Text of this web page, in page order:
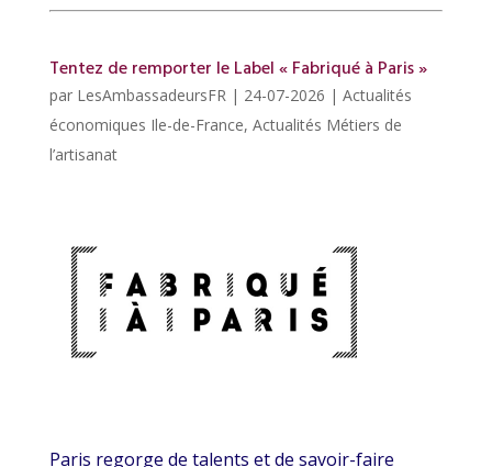
Tentez de remporter le Label « Fabriqué à Paris »
par LesAmbassadeursFR| 24-07-2026 | Actualités
économiques Ile-de-France, Actualités Métiers de
l’artisanat
Paris regorge de talents et de savoir-faire